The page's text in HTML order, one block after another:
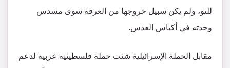
للتو، ولم يكن سبيل خروجها من الغرفة سوى مسدس
وجدته في أكياس العدس.
مقابل الحملة الإسرائيلية شنت حملة فلسطينية عربية لدعم